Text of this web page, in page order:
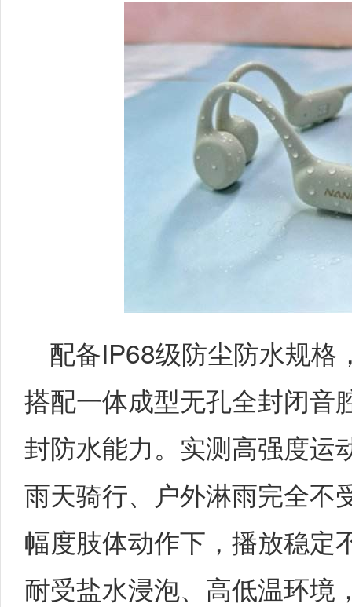
配备IP68级防尘防水规格
搭配一体成型无孔全封闭音
封防水能力。实测高强度运
雨天骑行、户外淋雨完全不
幅度肢体动作下，播放稳定
耐受盐水浸泡、高低温环境